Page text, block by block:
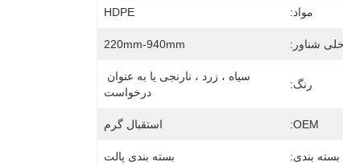
مواد: HDPE
شناور: 220mm-940mm
رنگ:
درخواست
OEM: استقبال گرم
بسته بندی: بسته بندی پالت